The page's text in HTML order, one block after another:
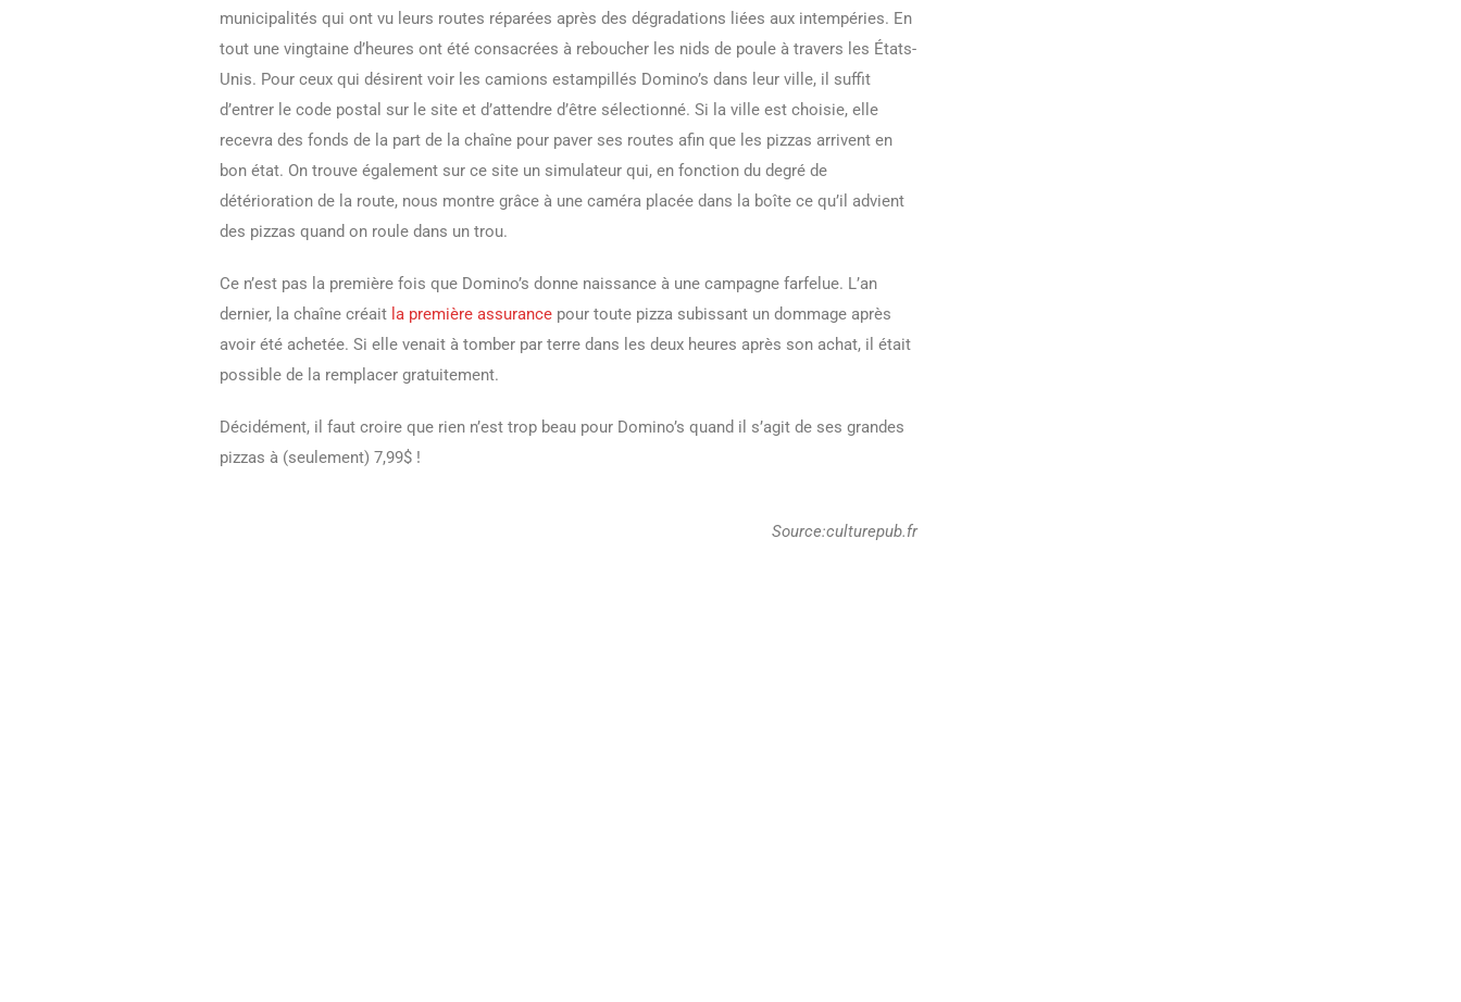
municipalités qui ont vu leurs routes réparées après des dégradations liées aux intempéries. En
tout une vingtaine d’heures ont été consacrées à reboucher les nids de poule à travers les États-
Unis. Pour ceux qui désirent voir les camions estampillés Domino’s dans leur ville, il suffit
d’entrer le code postal sur le site et d’attendre d’être sélectionné. Si la ville est choisie, elle
recevra des fonds de la part de la chaîne pour paver ses routes afin que les pizzas arrivent en
bon état. On trouve également sur ce site un simulateur qui, en fonction du degré de
détérioration de la route, nous montre grâce à une caméra placée dans la boîte ce qu’il advient
des pizzas quand on roule dans un trou.
Ce n’est pas la première fois que Domino’s donne naissance à une campagne farfelue. L’an
dernier, la chaîne créait la première assurance pour toute pizza subissant un dommage après
avoir été achetée. Si elle venait à tomber par terre dans les deux heures après son achat, il était
possible de la remplacer gratuitement.
Décidément, il faut croire que rien n’est trop beau pour Domino’s quand il s’agit de ses grandes
pizzas à (seulement) 7,99$ !
Source:culturepub.fr